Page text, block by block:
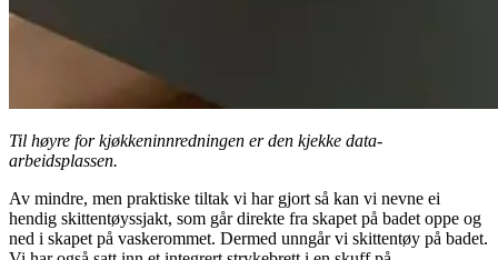
Til høyre for kjøkkeninnredningen er den kjekke data-
arbeidsplassen.
Av mindre, men praktiske tiltak vi har gjort så kan vi nevne ei
hendig skittentøyssjakt, som går direkte fra skapet på badet oppe og
ned i skapet på vaskerommet. Dermed unngår vi skittentøy på badet.